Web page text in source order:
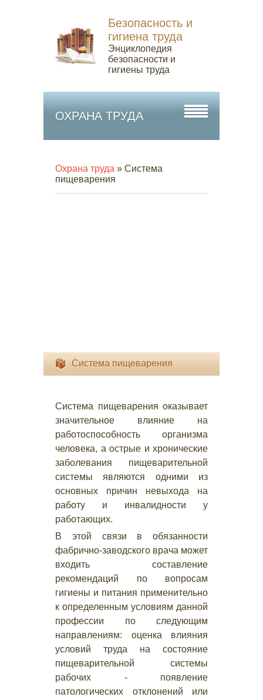
Безопасность и
гигиена труда
Энциклопедия
безопасности и
гигиены труда
ОХРАНА ТРУДА
Охрана труда » Система
пищеварения
Система пищеварения
Система пищеварения оказывает
значительное влияние на
работоспособность организма
человека, а острые и хронические
заболевания пищеварительной
системы являются одними из
основных причин невыхода на
работу и инвалидности у
работающих.
В этой связи в обязанности
фабрично-заводского врача может
входить составление
рекомендаций по вопросам
гигиены и питания применительно
к определенным условиям данной
профессии по следующим
направлениям: оценка влияния
условий труда на состояние
пищеварительной системы
рабочих - появление
патологических отклонений или